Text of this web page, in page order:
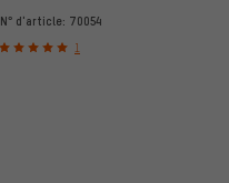
N° d'article: 70054
1